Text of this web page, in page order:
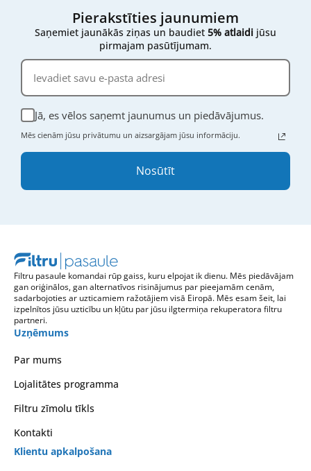
Pierakstīties jaunumiem
Saņemiet jaunākās ziņas un baudiet 5% atlaidi jūsu
pirmajam pasūtījumam.
Jā, es vēlos saņemt jaunumus un piedāvājumus.
Mēs cienām jūsu privātumu un aizsargājam jūsu informāciju.
Nosūtīt
Filtru pasaule komandai rūp gaiss, kuru elpojat ik dienu. Mēs piedāvājam
gan oriģinālos, gan alternatīvos risinājumus par pieejamām cenām,
sadarbojoties ar uzticamiem ražotājiem visā Eiropā. Mēs esam šeit, lai
izpelnītos jūsu uzticību un kļūtu par jūsu ilgtermiņa rekuperatora filtru
partneri.
Uzņēmums
Par mums
Lojalitātes programma
Filtru zīmolu tīkls
Kontakti
Klientu apkalpošana